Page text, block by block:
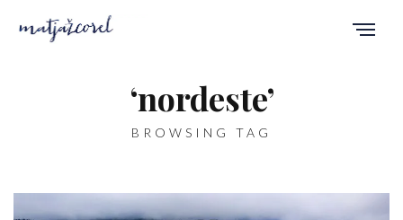
‘nordeste’
BROWSING TAG